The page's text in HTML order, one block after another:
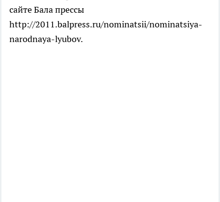
сайте Бала прессы
http://2011.balpress.ru/nominatsii/nominatsiya-
narodnaya-lyubov.